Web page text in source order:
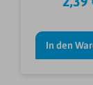
In den